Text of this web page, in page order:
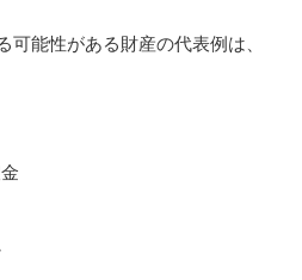
能性がある財産の代表例は、